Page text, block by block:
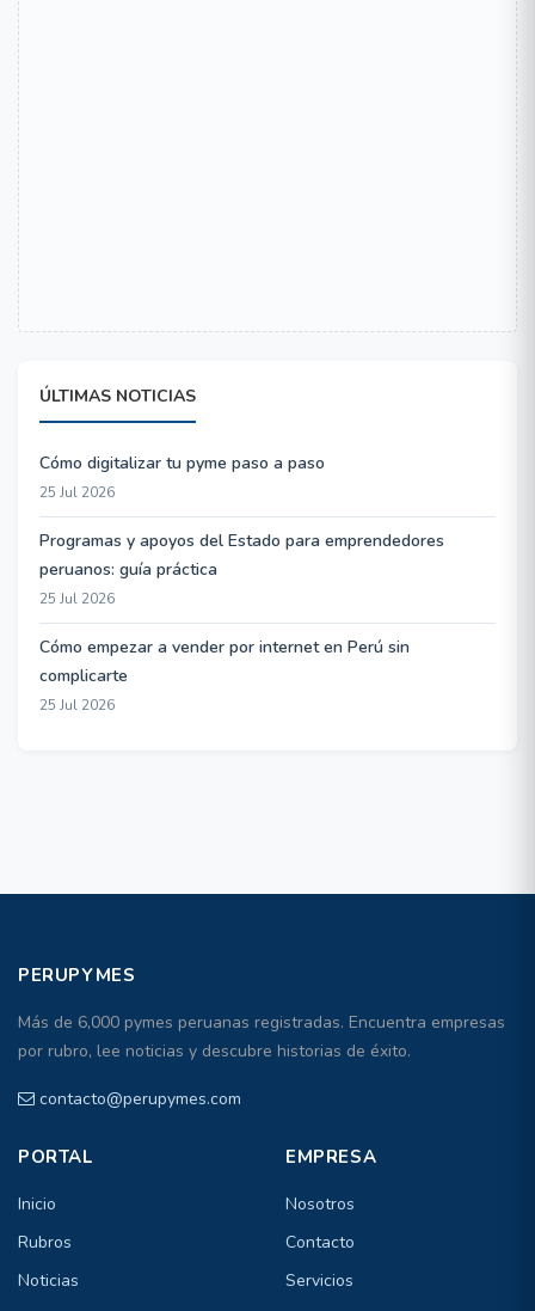
ÚLTIMAS NOTICIAS
Cómo digitalizar tu pyme paso a paso
25 Jul 2026
Programas y apoyos del Estado para emprendedores
peruanos: guía práctica
25 Jul 2026
Cómo empezar a vender por internet en Perú sin
complicarte
25 Jul 2026
PERUPYMES
Más de 6,000 pymes peruanas registradas. Encuentra empresas
por rubro, lee noticias y descubre historias de éxito.
contacto@perupymes.com
PORTAL
Inicio
Rubros
Noticias
EMPRESA
Nosotros
Contacto
Servicios